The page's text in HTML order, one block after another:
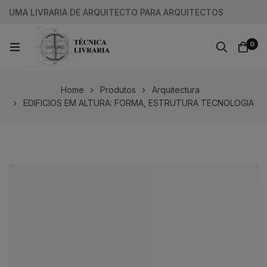
UMA LIVRARIA DE ARQUITECTO PARA ARQUITECTOS
0
Home Produtos
Arquitectura
EDIFICIOS EM ALTURA: FORMA, ESTRUTURA TECNOLOGIA